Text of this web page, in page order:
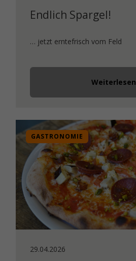
Endlich Spargel!
… jetzt erntefrisch vom Feld
Weiterlesen
GASTRONOMIE
29.04.2026